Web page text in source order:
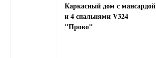
Каркасный дом с мансардой
и 4 спальнями V324
"Прово"